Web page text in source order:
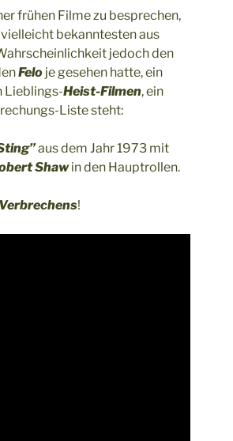
frühen Filme zu besprechen,
bekanntesten aus
jedoch den
Felo je gesehen hatte, ein
Lieblings-Heist-Filmen, ein
Liste steht:
aus dem Jahr 1973 mit
Shawin den Hauptrollen.
!